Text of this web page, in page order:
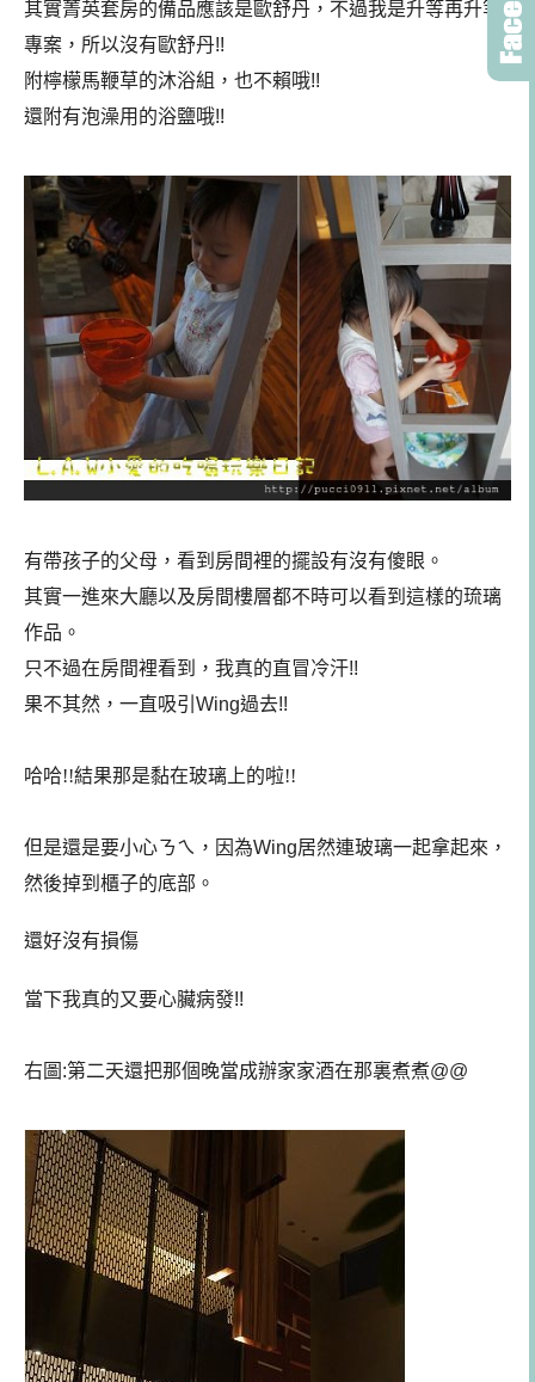
其實菁英套房的備品應該是歐舒丹，不過我是升等再升等
專案，所以沒有歐舒丹!!
附檸檬馬鞭草的沐浴組，也不賴哦!!
還附有泡澡用的浴鹽哦!!
有帶孩子的父母，看到房間裡的擺設有沒有傻眼。
其實一進來大廳以及房間樓層都不時可以看到這樣的琉璃
作品。
只不過在房間裡看到，我真的直冒冷汗!!
果不其然，一直吸引Wing過去!!
哈哈!!結果那是黏在玻璃上的啦!!
但是還是要小心ㄋㄟ，因為Wing居然連玻璃一起拿起來，
然後掉到櫃子的底部。
還好沒有損傷
當下我真的又要心臟病發!!
右圖:第二天還把那個晚當成辦家家酒在那裏煮煮@@